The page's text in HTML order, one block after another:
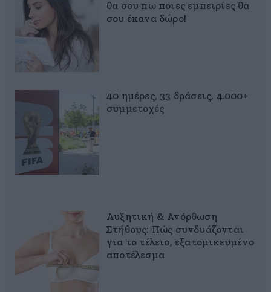
θα σου πω ποιες εμπειρίες θα
σου έκανα δώρο!
40 ημέρες, 33 δράσεις, 4.000+
συμμετοχές
Αυξητική & Ανόρθωση
Στήθους: Πώς συνδυάζονται
για το τέλειο, εξατομικευμένο
αποτέλεσμα